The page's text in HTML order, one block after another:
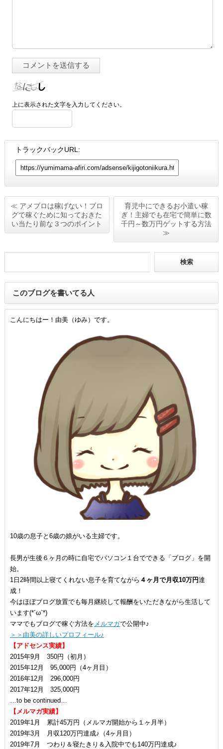
上に表示された文字を入力してください。
トラックバックURL:
≪ アメブロは稼げない！ブロ
グで稼ぐために知っておきた
い当たり前な３つのポイント
育児中にできるお小遣い稼
ぎ！主婦でも在宅で簡単に数
千円～数万円ゲットする方法
≫
このブログを書いてる人
こんにちはー！由美（ゆみ）です。
10歳の息子と6歳の娘がいる主婦です。
長男が生後６ヶ月の時に自宅でパソコン１台でできる「ブログ」を開
始。
1日2時間以上寝てくれない息子を育てながら ４ヶ月で月収10万円達
成！
今はほぼブログ放置でも毎月継続して報酬をいただきながら生活して
います(*´ω`*)
ママでもブログで稼ぐ方法を メルマガで公開中♪
＞＞由美の詳しいプロフィール♪
【アドセンス実績】
2015年9月 350円（初月）
2015年12月 95,000円（4ヶ月目）
2016年12月 296,000円
2017年12月 325,000円
…to be continued…
【メルマガ実績】
2019年1月 累計45万円（メルマガ開始から１ヶ月半）
2019年3月 月収120万円達成♪（4ヶ月目）
2019年7月 つわり＆寝たきり＆入院中でも140万円達成♪